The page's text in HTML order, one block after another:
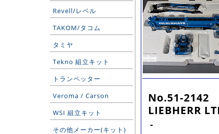
Revell/レベル
TAKOM/タコム
タミヤ
Tekno 組立キット
トランペッター
Veroma / Carson
WSI 組立キット
その他メーカー(キット)
No.51-2142
LIEBHERR
-